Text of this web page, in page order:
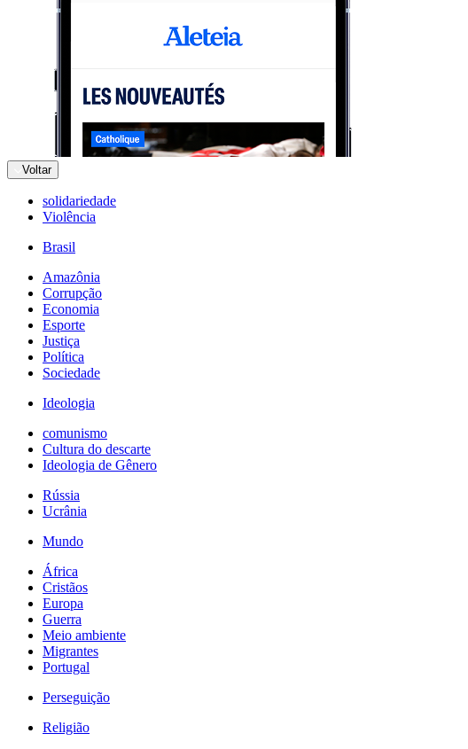
Voltar
solidariedade
Violência
Brasil
Amazônia
Corrupção
Economia
Esporte
Justiça
Política
Sociedade
Ideologia
comunismo
Cultura do descarte
Ideologia de Gênero
Rússia
Ucrânia
Mundo
África
Cristãos
Europa
Guerra
Meio ambiente
Migrantes
Portugal
Perseguição
Religião